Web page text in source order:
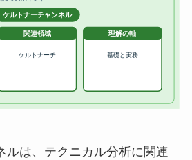
ルは、テクニカル分析に関連